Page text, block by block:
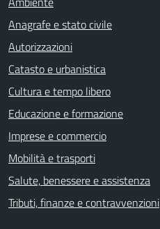
Anagrafe e stato civile
Autorizzazioni
Catasto e urbanistica
Cultura e tempo libero
Educazione e formazione
Imprese e commercio
Mobilità e trasporti
Salute, benessere e assistenza
Tributi, finanze e contravvenzioni